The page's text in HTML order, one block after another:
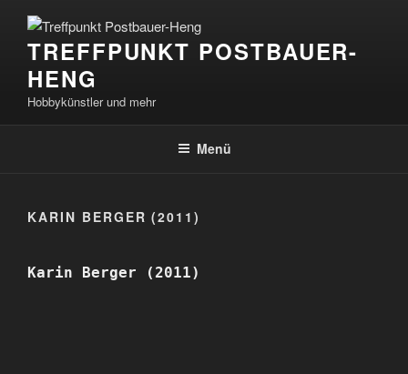
Inhalt
springenTREFFPUNKT POSTBAUER-
HENG
Hobbykünstler und mehr
Menü
KARIN BERGER (2011)
Karin Berger (2011)